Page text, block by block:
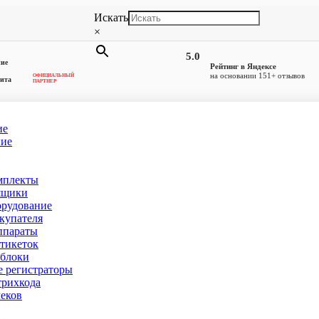
Искать
×
ОФИЦИАЛЬНЫЙ
ПАРТНЕР
5.0
Рейтинг в Яндексе
на основании 151+ отзывов